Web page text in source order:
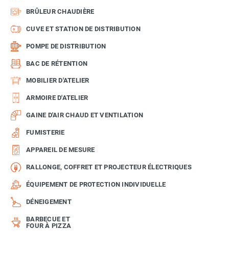
BRÛLEUR CHAUDIÈRE
CUVE ET STATION DE DISTRIBUTION
POMPE DE DISTRIBUTION
BAC DE RÉTENTION
MOBILIER D'ATELIER
ARMOIRE D'ATELIER
GAINE D'AIR CHAUD ET VENTILATION
FUMISTERIE
APPAREIL DE MESURE
RALLONGE, COFFRET ET PROJECTEUR ÉLECTRIQUES
ÉQUIPEMENT DE PROTECTION INDIVIDUELLE
DÉNEIGEMENT
BARBECUE ET
FOUR À PIZZA